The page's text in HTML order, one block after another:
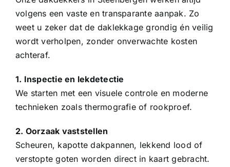
volgens een vaste en transparante aanpak. Zo
weet u zeker dat de daklekkage grondig én veilig
wordt verholpen, zonder onverwachte kosten
achteraf.
1. Inspectie en lekdetectie
We starten met een visuele controle en moderne
technieken zoals thermografie of rookproef.
2. Oorzaak vaststellen
Scheuren, kapottedakpannen, lekkend lood of
verstopte goten worden direct in kaart gebracht.